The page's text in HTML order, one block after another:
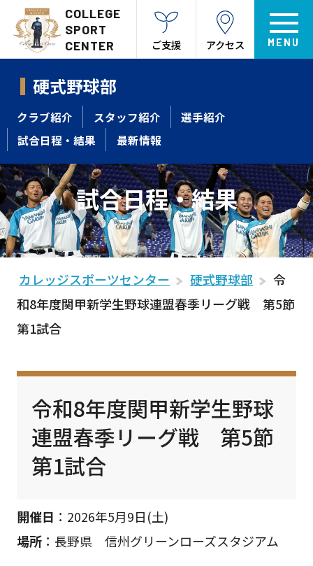
COLLEGE
SPORT
CENTER
ご支援 アクセス
硬式野球部
クラブ紹介 スタッフ紹介
選手紹介
試合日程・結果
最新情報
試合日程・結果
カレッジスポーツセンター 硬式野球部
令
和8年度関甲新学生野球連盟春季リーグ戦 第5節
第1試合
令和8年度関甲新学生野球
連盟春季リーグ戦 第5節
第1試合
開催日 ：2026年5月9日(土)
場所：長野県 信州グリーンローズスタジアム